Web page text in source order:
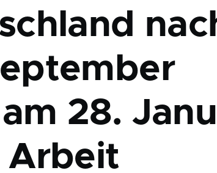
28.
Arbeit